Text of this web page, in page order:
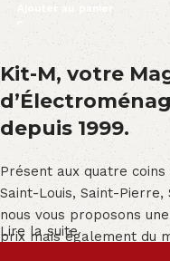
Ajouter au panier
Kit-M, votre
depuis 1999.
Présent aux quatre
Saint-Louis, Saint-Pierre,
nous vous proposons
prix mais également du
Lire la suite